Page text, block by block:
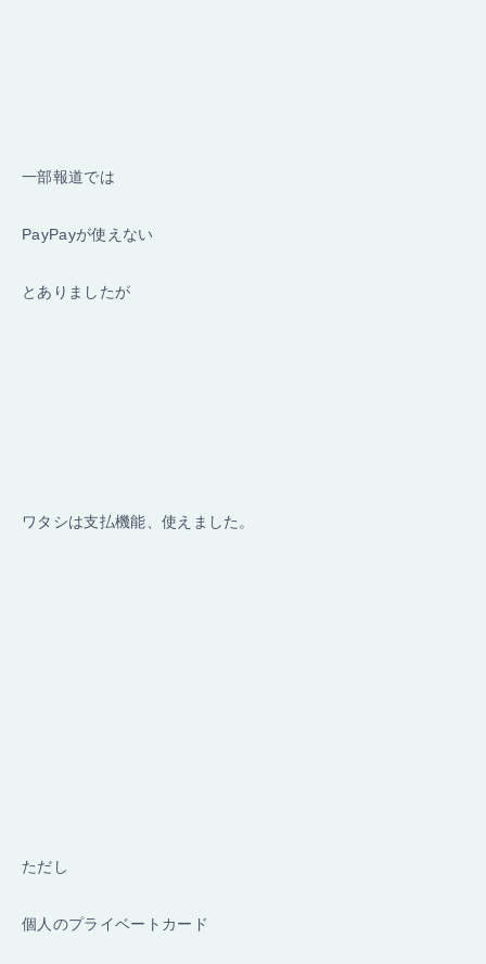
一部報道では
PayPayが使えない
とありましたが
ワタシは支払機能、使えました。
ただし
個人のプライベートカード